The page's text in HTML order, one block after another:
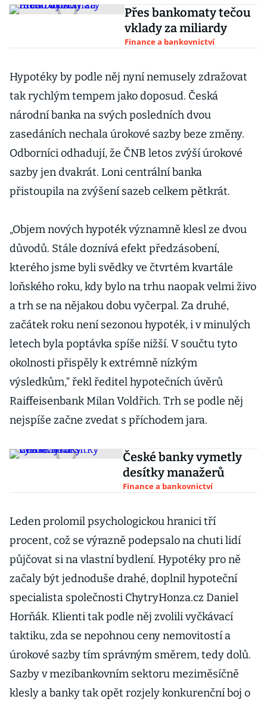
Přes bankomaty tečou
vklady za miliardy
Finance a bankovnictví
Hypotéky by podle něj nyní nemusely zdražovat
tak rychlým tempem jako doposud. Česká
národní banka na svých posledních dvou
zasedáních nechala úrokové sazby beze změny.
Odborníci odhadují, že ČNB letos zvýší úrokové
sazby jen dvakrát. Loni centrální banka
přistoupila na zvýšení sazeb celkem pětkrát.
„Objem nových hypoték významně klesl ze dvou
důvodů. Stále doznívá efekt předzásobení,
kterého jsme byli svědky ve čtvrtém kvartále
loňského roku, kdy bylo na trhu naopak velmi živo
a trh se na nějakou dobu vyčerpal. Za druhé,
začátek roku není sezonou hypoték, i v minulých
letech byla poptávka spíše nižší. V součtu tyto
okolnosti přispěly k extrémně nízkým
výsledkům,“ řekl ředitel hypotečních úvěrů
Raiffeisenbank Milan Voldřich. Trh se podle něj
nejspíše začne zvedat s příchodem jara.
České banky vymetly
desítky manažerů
Finance a bankovnictví
Leden prolomil psychologickou hranici tří
procent, což se výrazně podepsalo na chuti lidí
půjčovat si na vlastní bydlení. Hypotéky pro ně
začaly být jednoduše drahé, doplnil hypoteční
specialista společnosti ChytryHonza.cz Daniel
Horňák. Klienti tak podle něj zvolili vyčkávací
taktiku, zda se nepohnou ceny nemovitostí a
úrokové sazby tím správným směrem, tedy dolů.
Sazby v mezibankovním sektoru meziměsíčně
klesly a banky tak opět rozjely konkurenční boj o